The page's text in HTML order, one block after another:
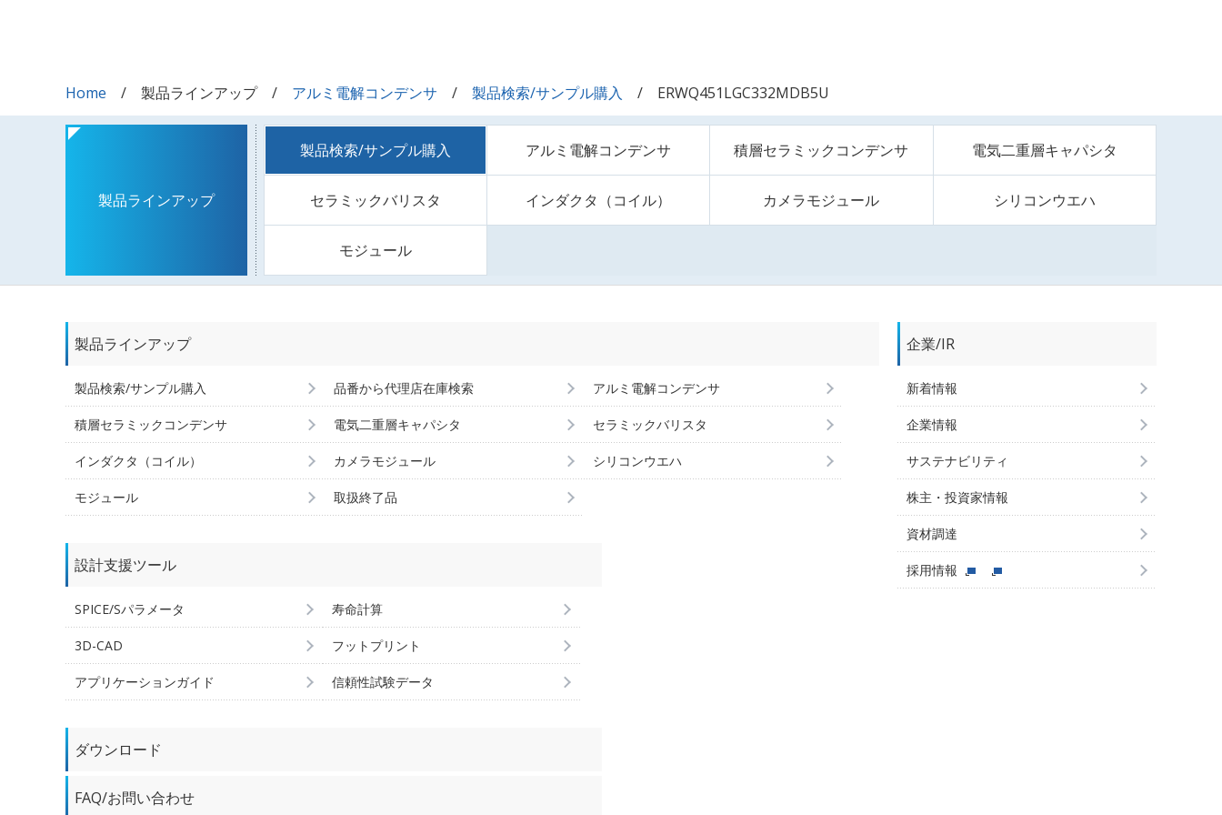
Home 製品ラインアップ アルミ電解コンデンサ 製品検索/サンプル購入 ERWQ451LGC332MDB5U
製品ラインアップ
製品検索/サンプル購入 アルミ電解コンデンサ 積層セラミックコンデンサ 電気二重層キャパシタ
セラミックバリスタ インダクタ（コイル） カメラモジュール シリコンウエハ
モジュール
製品ラインアップ
製品検索/サンプル購入 品番から代理店在庫検索 アルミ電解コンデンサ
積層セラミックコンデンサ 電気二重層キャパシタ セラミックバリスタ
インダクタ（コイル） カメラモジュール シリコンウエハ
モジュール 取扱終了品
設計支援ツール
SPICE/Sパラメータ 寿命計算
3D-CAD フットプリント
アプリケーションガイド 信頼性試験データ
ダウンロード
FAQ/お問い合わせ
企業/IR
新着情報
企業情報
サステナビリティ
株主・投資家情報
資材調達
採用情報